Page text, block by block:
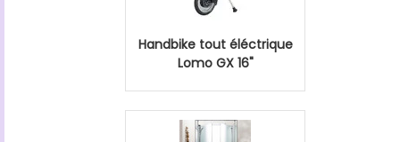
Handbike tout éléctrique
Lomo GX 16"